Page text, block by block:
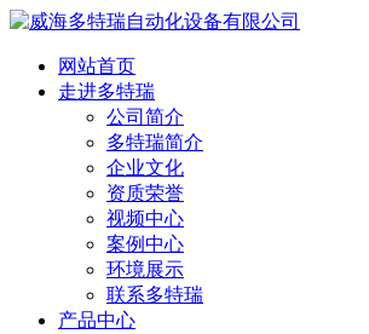
网站首页
走进多特瑞
公司简介
多特瑞简介
企业文化
资质荣誉
视频中心
案例中心
环境展示
联系多特瑞
产品中心